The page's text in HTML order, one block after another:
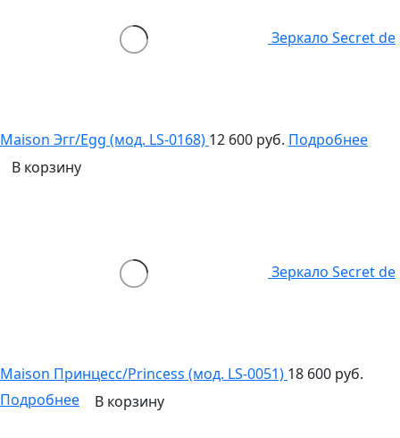
Зеркало Secret de
Maison Эгг/Egg (мод. LS-0168) 12 600 руб. Подробнее
В корзину
Зеркало Secret de
Maison Принцесс/Princess (мод. LS-0051) 18 600 руб.
Подробнее
В корзину